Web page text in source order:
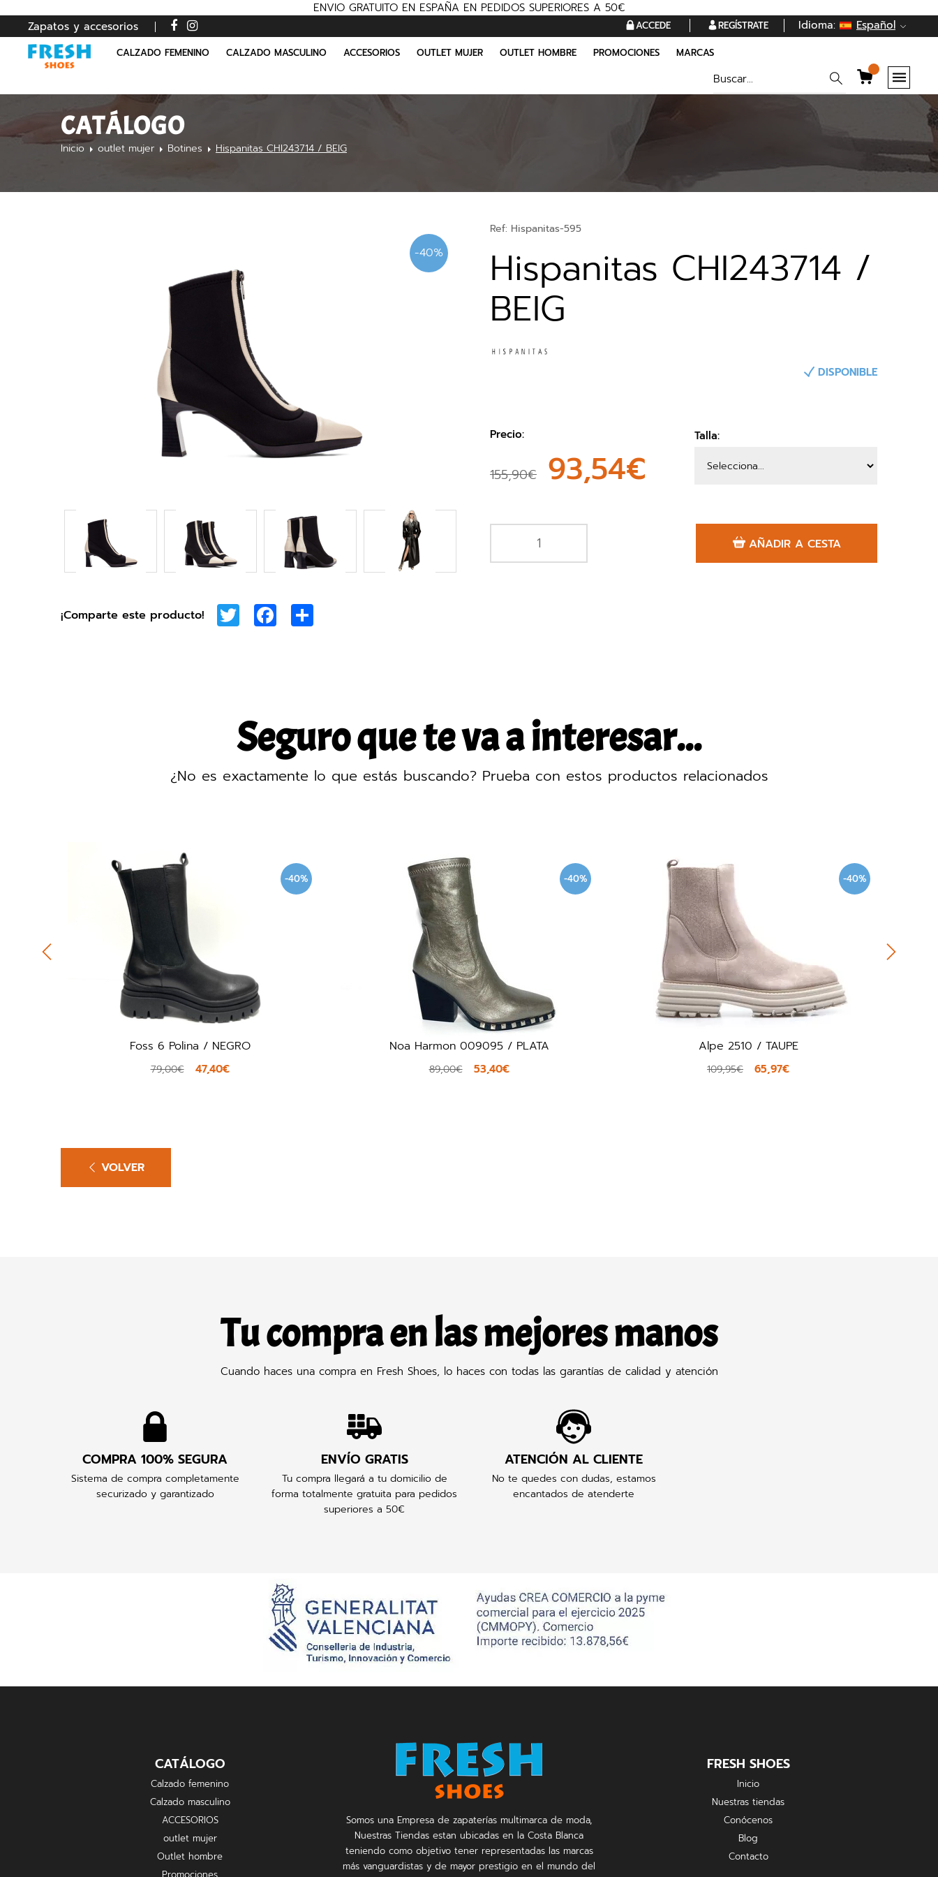
ENVIO GRATUITO EN ESPAÑA EN PEDIDOS SUPERIORES A 50€
Zapatos y accesorios
ACCEDE REGÍSTRATE Idioma: Español
CALZADO FEMENINO CALZADO MASCULINO ACCESORIOS OUTLET MUJER OUTLET HOMBRE PROMOCIONES MARCAS
CATÁLOGO
Inicio outlet mujer Botines Hispanitas CHI243714 / BEIG
-40%
¡Comparte este producto! Twitter Facebook
Ref: Hispanitas-595
Hispanitas CHI243714 /
BEIG
DISPONIBLE
Precio:
155,90€ 93,54€
Talla:
AÑADIR A CESTA
Seguro que te va a interesar...
¿No es exactamente lo que estás buscando? Prueba con estos productos relacionados
-40% -40%
Noa Harmon 009095 / PLATA
-40%
Alpe 2510 / TAUPE Noa Harmon 9800 / BEIG
VOLVER
Tu compra en las mejores manos
Cuando haces una compra en Fresh Shoes, lo haces con todas las garantías de calidad y atención
COMPRA 100% SEGURA
Sistema de compra completamente
securizado y garantizado
ENVÍO GRATIS
Tu compra llegará a tu domicilio de
forma totalmente gratuita para pedidos
superiores a 50€
ATENCIÓN AL CLIENTE
No te quedes con dudas, estamos
encantados de atenderte
CATÁLOGO
Calzado femenino
Calzado masculino
ACCESORIOS
outlet mujer
Outlet hombre
Somos una Empresa de zapaterías multimarca de moda,
Nuestras Tiendas estan ubicadas en la Costa Blanca
teniendo como objetivo tener representadas las marcas
más vanguardistas y de mayor prestigio en el mundo del
FRESH SHOES
Inicio
Nuestras tiendas
Conócenos
Blog
Contacto